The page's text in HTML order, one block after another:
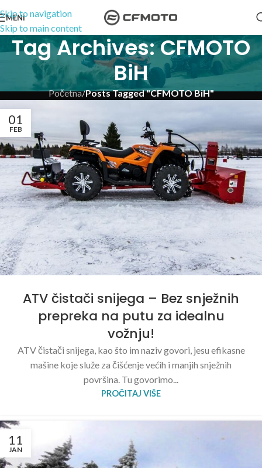
Skip to navigation
Skip to main content
MENI
Tag Archives: CFMOTO
BiH
Početna/Posts Tagged "CFMOTO BiH"
01
FEB
ATV čistači snijega – Bez snježnih
prepreka na putu za idealnu
vožnju!
ATV čistači snijega, kao što im naziv govori, jesu efikasne
mašine koje služe za čišćenje većih i manjih snježnih
površina. Tu govorimo...
PROČITAJ VIŠE
11
JAN